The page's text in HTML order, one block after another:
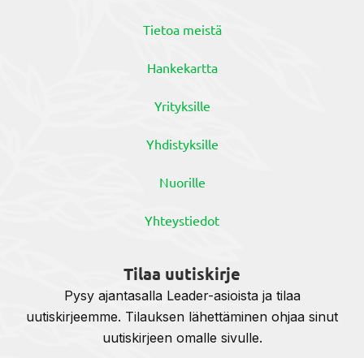
Tietoa meistä
Hankekartta
Yrityksille
Yhdistyksille
Nuorille
Yhteystiedot
Tilaa uutiskirje
Pysy ajantasalla Leader-asioista ja tilaa
uutiskirjeemme. Tilauksen lähettäminen ohjaa sinut
uutiskirjeen omalle sivulle.